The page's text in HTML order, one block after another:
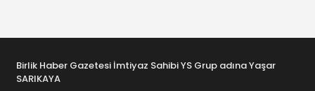
Aksaray Güvenlik ve Temizlik
Birlik Haber Gazetesi İmtiyaz Sahibi YS Grup adına Yaşar
SARIKAYA